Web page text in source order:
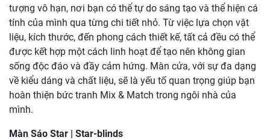
tượng vô hạn, nơi bạn có thể tự do sáng tạo và thể hiện cá
tính của mình qua từng chi tiết nhỏ. Từ việc lựa chọn vật
liệu, kích thước, đến phong cách thiết kế, tất cả đều có thể
được kết hợp một cách linh hoạt để tạo nên không gian
sống độc đáo và đầy cảm hứng. Màn cửa, với sự đa dạng
về kiểu dáng và chất liệu, sẽ là yếu tố quan trọng giúp bạn
hoàn thiện bức tranh Mix & Match trong ngôi nhà của
mình.
Màn Sáo Star | Star-blinds